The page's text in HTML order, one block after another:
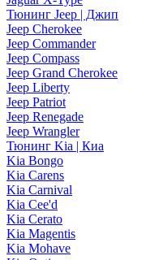
Тюнинг Jeep | Джип
Jeep Cherokee
Jeep Commander
Jeep Compass
Jeep Grand Cherokee
Jeep Liberty
Jeep Patriot
Jeep Renegade
Jeep Wrangler
Тюнинг Kia | Киа
Kia Bongo
Kia Carens
Kia Carnival
Kia Cee'd
Kia Cerato
Kia Magentis
Kia Mohave